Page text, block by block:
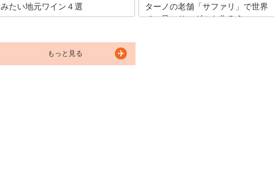
みたい地元ワイン４選
の南イタリアのワイン。美味しい割にリ
ーズナブルな価格で楽しめることも、そ
の魅力の一つです。ここでは、南イタリ
ターノの老舗「サファリ」で世界
で一足のサンダルを作ろう
もっと見る